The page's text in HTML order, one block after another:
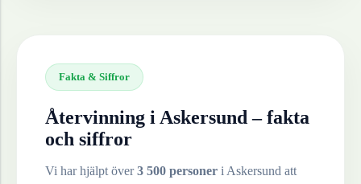
Fakta & Siffror
Återvinning i Askersund – fakta
och siffror
Vi har hjälpt över3 500 personer i Askersund att